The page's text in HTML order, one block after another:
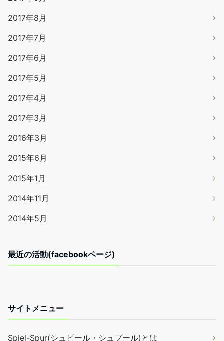
2017年8月
2017年7月
2017年6月
2017年5月
2017年4月
2017年3月
2016年3月
2015年6月
2015年1月
2014年11月
2014年5月
最近の活動(facebookページ)
サイトメニュー
Spiel-Spur(シュピール・シュプール)とは